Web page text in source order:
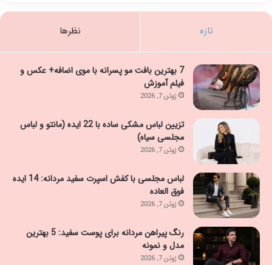
تازه نظرها
7 بهترین بافت مو پسرانه با موی اضافه+ عکس و
فیلم آموزش
ژوئن 7, 2026
تزیین لباس مشکی ساده با 22 ایده (مانتو و لباس
مجلسی سیاه)
ژوئن 7, 2026
لباس مجلسی با کفش اسپرت سفید مردانه: 14 ایده
فوق العاده
ژوئن 7, 2026
رنگ پیراهن مردانه برای پوست سفید: 5 بهترین
مدل و نمونه
ژوئن 7, 2026